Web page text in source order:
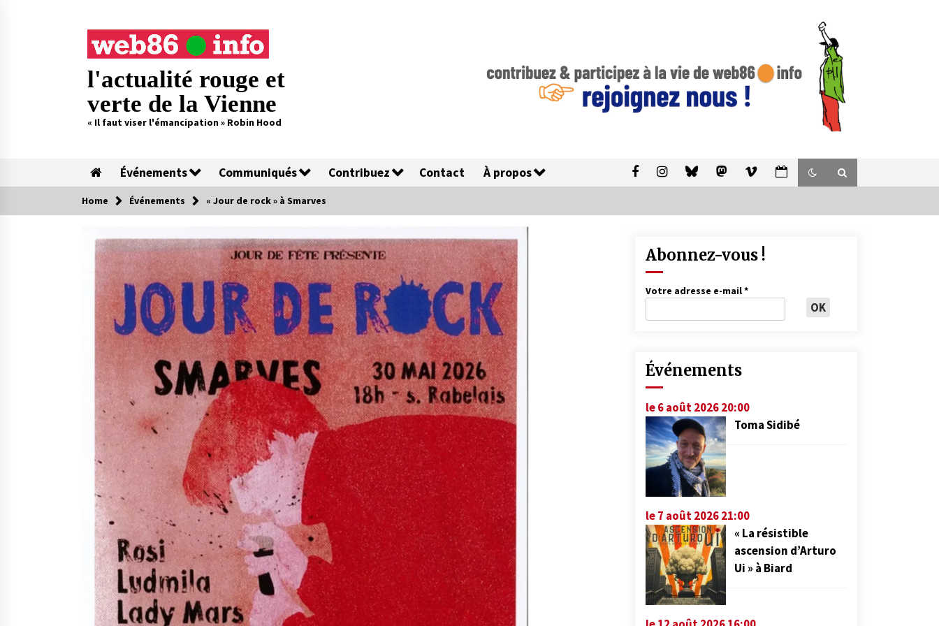
l'actualité rouge et
verte de la Vienne
« Il faut viser l'émancipation » Robin Hood
Événements Communiqués Contribuez Contact À propos
Home Événements « Jour de rock » à Smarves
Abonnez-vous !
Votre adresse e-mail*
Événements
le 6 août 2026 20:00
Toma Sidibé
le 7 août 2026 21:00
« La résistible
ascension d’Arturo
Ui » à Biard